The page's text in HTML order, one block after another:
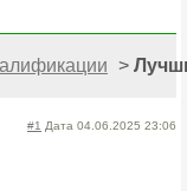
>
#1 Дата 04.06.2025 23:06